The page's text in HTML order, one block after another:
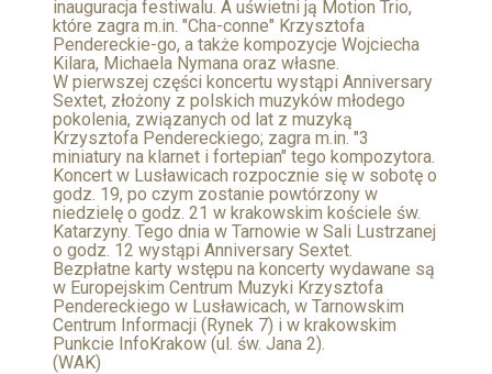
inauguracja festiwalu. A uświetni ją Motion Trio,
które zagra m.in. "Cha-conne" Krzysztofa
Pendereckie-go, a także kompozycje Wojciecha
Kilara, Michaela Nymana oraz własne.
W pierwszej części koncertu wystąpi Anniversary
Sextet, złożony z polskich muzyków młodego
pokolenia, związanych od lat z muzyką
Krzysztofa Pendereckiego; zagra m.in. "3
miniatury na klarnet i fortepian" tego kompozytora.
Koncert w Lusławicach rozpocznie się w sobotę o
godz. 19, po czym zostanie powtórzony w
niedzielę o godz. 21 w krakowskim kościele św.
Katarzyny. Tego dnia w Tarnowie w Sali Lustrzanej
o godz. 12 wystąpi Anniversary Sextet.
Bezpłatne karty wstępu na koncerty wydawane są
w Europejskim Centrum Muzyki Krzysztofa
Pendereckiego w Lusławicach, w Tarnowskim
Centrum Informacji (Rynek 7) i w krakowskim
Punkcie InfoKrakow (ul. św. Jana 2).
(WAK)